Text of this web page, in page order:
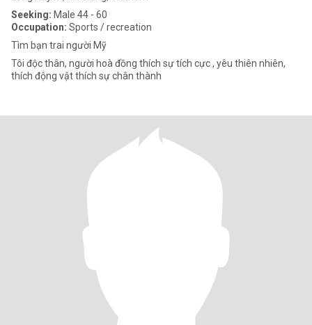
Seeking: Male 44 - 60
Occupation: Sports / recreation
Tìm bạn trai người Mỹ
Tôi độc thân, người hoà đồng thích sự tích cực , yêu thiên nhiên,
thích động vật thích sự chân thành